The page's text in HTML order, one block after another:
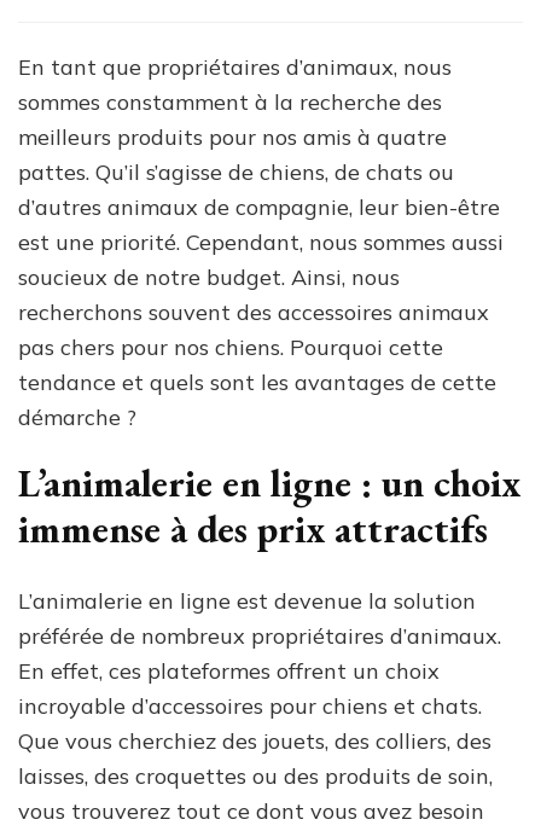
des
accessoires
animaux
pas
à
son
chien
En tant que propriétaires d’animaux, nous
sommes constamment à la recherche des
meilleurs produits pour nos amis à quatre
pattes. Qu’il s’agisse de chiens, de chats ou
d’autres animaux de compagnie, leur bien-être
est une priorité. Cependant, nous sommes aussi
soucieux de notre budget. Ainsi, nous
recherchons souvent des accessoires animaux
pas chers pour nos chiens. Pourquoi cette
tendance et quels sont les avantages de cette
démarche ?
L’animalerie en ligne : un choix
immense à des prix attractifs
L’animalerie en ligne est devenue la solution
préférée de nombreux propriétaires d’animaux.
En effet, ces plateformes offrent un choix
incroyable d’accessoires pour chiens et chats.
Que vous cherchiez des jouets, des colliers, des
laisses, des croquettes ou des produits de soin,
vous trouverez tout ce dont vous avez besoin